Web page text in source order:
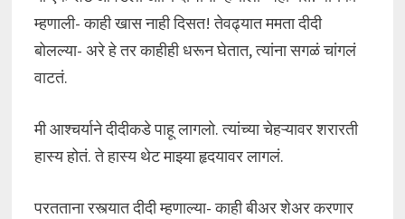
म्हणाली- काही खास नाही दिसत! तेवढ्यात ममता दीदी
बोलल्या- अरे हे तर काहीही धरून घेतात, त्यांना सगळं चांगलं
वाटतं.
मी आश्चर्याने दीदीकडे पाहू लागलो. त्यांच्या चेहऱ्यावर शरारती
हास्य होतं. ते हास्य थेट माझ्या हृदयावर लागलं.
परतताना रस्त्यात दीदी म्हणाल्या- काही बीअर शेअर करणार